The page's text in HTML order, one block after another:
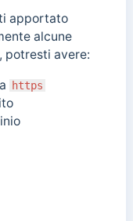
apportato
alcune
potresti avere:
a https